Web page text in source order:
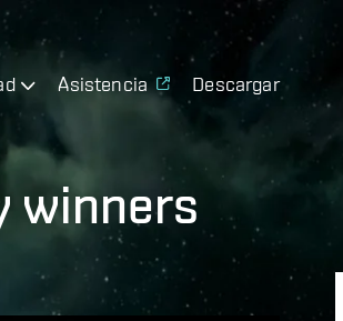
Asistencia Descargar
winners